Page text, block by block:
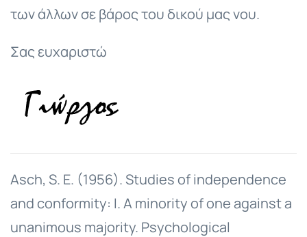
των άλλων σε βάρος του δικού μας νου.
Σας ευχαριστώ
Asch, S. E. (1956). Studies of independence
and conformity: I. A minority of one against a
unanimous majority. Psychological